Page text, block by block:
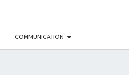
COMMUNICATION